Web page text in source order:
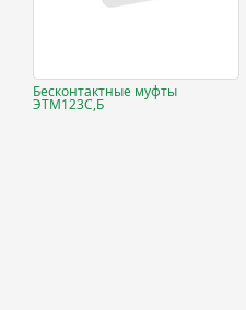
Бесконтактные муфты
ЭТМ123С,Б